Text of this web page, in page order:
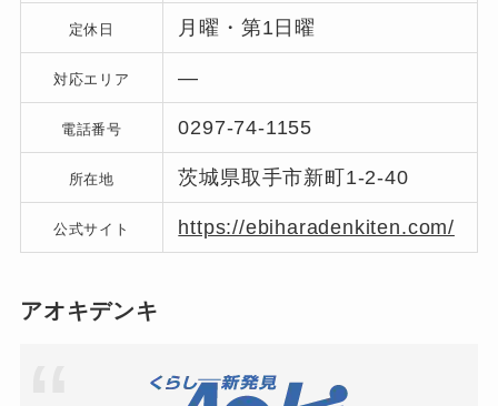
定休日 月曜・第1日曜
対応エリア ―
電話番号 0297-74-1155
所在地 茨城県取手市新町1-2-40
公式サイト https://ebiharadenkiten.com/
アオキデンキ